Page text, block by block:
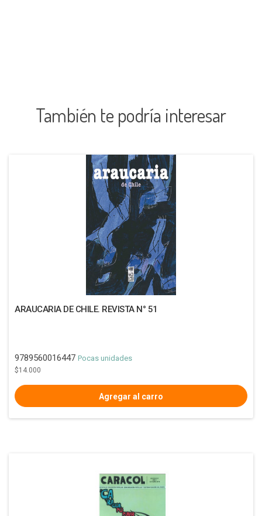
También te podría interesar
ARAUCARIA DE CHILE. REVISTA N° 51
9789560016447 Pocas unidades
$14.000